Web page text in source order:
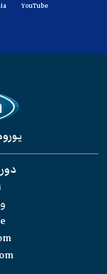
YouTube